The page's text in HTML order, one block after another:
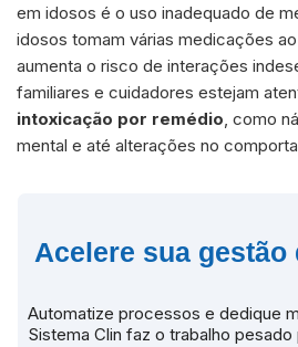
em idosos é o uso inadequado de
idosos tomam várias medicações
aumenta o risco de interações
familiares e cuidadores estejam
intoxicação por remédio, como
mental e até alterações no
Acelere sua gestão
Automatize processos e dedique
Sistema Clin faz o trabalho